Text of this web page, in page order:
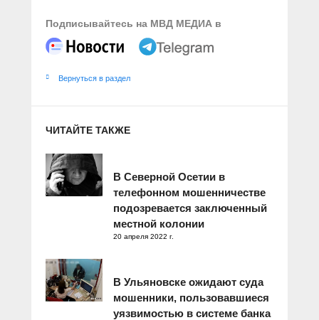
Подписывайтесь на МВД МЕДИА в
Вернуться в раздел
ЧИТАЙТЕ ТАКЖЕ
В Северной Осетии в
телефонном мошенничестве
подозревается заключенный
местной колонии
20 апреля 2022 г.
В Ульяновске ожидают суда
мошенники, пользовавшиеся
уязвимостью в системе банка